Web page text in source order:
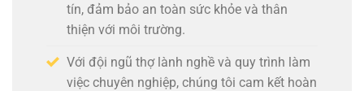
tín, đảm bảo an toàn sức khỏe và thân
thiện với môi trường.
Với đội ngũ thợ lành nghề và quy trình làm
việc chuyên nghiệp, chúng tôi cam kết hoàn